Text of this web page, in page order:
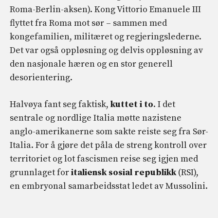
Roma-Berlin-aksen). Kong Vittorio Emanuele III
flyttet fra Roma mot sør – sammen med
kongefamilien, militæret og regjeringslederne.
Det var også oppløsning og delvis oppløsning av
den nasjonale hæren og en stor generell
desorientering.
Halvøya fant seg faktisk, kuttet i to. I det
sentrale og nordlige Italia møtte nazistene
anglo-amerikanerne som sakte reiste seg fra Sør-
Italia. For å gjøre det påla de streng kontroll over
territoriet og lot fascismen reise seg igjen med
grunnlaget foritaliensk sosial republikk(RSI),
en embryonal samarbeidsstat ledet av Mussolini.